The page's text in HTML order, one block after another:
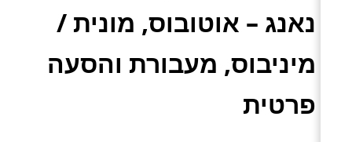
נאנג – אוטובוס, מונית /
מיניבוס, מעבורת והסעה
פרטית